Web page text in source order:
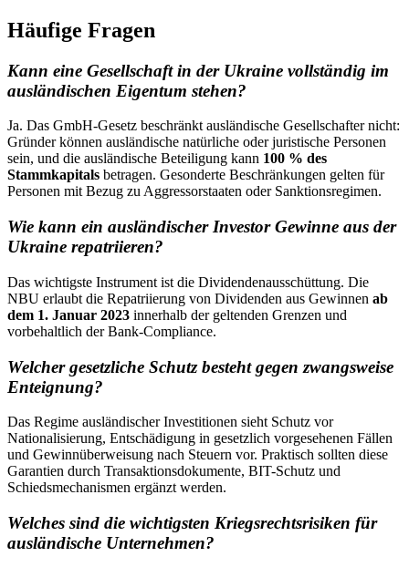
Häufige Fragen
Kann eine Gesellschaft in der Ukraine vollständig im
ausländischen Eigentum stehen?
Ja. Das GmbH-Gesetz beschränkt ausländische Gesellschafter nicht:
Gründer können ausländische natürliche oder juristische Personen
sein, und die ausländische Beteiligung kann 100 % des
Stammkapitals betragen. Gesonderte Beschränkungen gelten für
Personen mit Bezug zu Aggressorstaaten oder Sanktionsregimen.
Wie kann ein ausländischer Investor Gewinne aus der
Ukraine repatriieren?
Das wichtigste Instrument ist die Dividendenausschüttung. Die
NBU erlaubt die Repatriierung von Dividenden aus Gewinnen ab
dem 1. Januar 2023 innerhalb der geltenden Grenzen und
vorbehaltlich der Bank-Compliance.
Welcher gesetzliche Schutz besteht gegen zwangsweise
Enteignung?
Das Regime ausländischer Investitionen sieht Schutz vor
Nationalisierung, Entschädigung in gesetzlich vorgesehenen Fällen
und Gewinnüberweisung nach Steuern vor. Praktisch sollten diese
Garantien durch Transaktionsdokumente, BIT-Schutz und
Schiedsmechanismen ergänzt werden.
Welches sind die wichtigsten Kriegsrechtsrisiken für
ausländische Unternehmen?